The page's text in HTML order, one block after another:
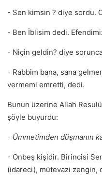
- Sen kimsin ? diye sordu.
- Ben İblisim dedi.
- Niçin geldin? diye
- Rabbim bana, sana
vermemi emretti, dedi.
Bunun üzerine Allah
şöyle buyurdu:
- Ümmetimden düşmanın
- Onbeş kişidir. Birincisi
(idareci), mütevazi zengin,